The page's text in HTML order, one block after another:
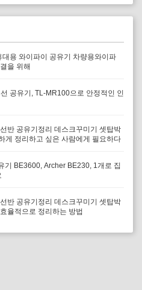
용 와이파이 공유기 차량용와이파
을 위해
공유기, TL-MR100으로 안정적인 인
반 공유기정리 데스크꾸미기 셋탑박
게 정리하고 싶은 사람에게 필요하다
기 BE3600, Archer BE230, 1개로 집
반 공유기정리 데스크꾸미기 셋탑박
율적으로 정리하는 방법